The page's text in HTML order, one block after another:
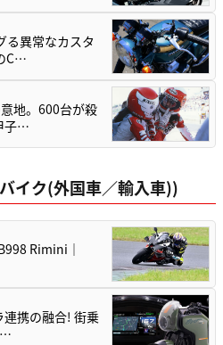
る異常なカスタ
C…
地。600台が殺
子…
イク(外国車／輸入車))
Rimini｜
携の融合! 街乗
…